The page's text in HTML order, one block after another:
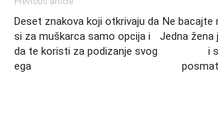
Deset znakova koji otkrivaju da
si za muškarca samo opcija i
da te koristi za podizanje svog
ega
Ne bacajte
Jedna žena
i